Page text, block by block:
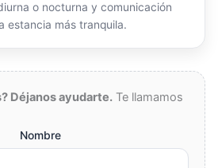
o nocturna y comunicación
estancia más tranquila.
Déjanos ayudarte. Te llamamos
Nombre